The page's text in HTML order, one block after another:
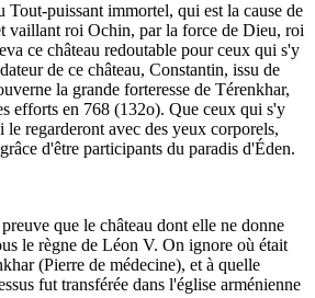
Tout-puissant immortel, qui est la cause de
vaillant roi Ochin, par la force de Dieu, roi
ce château redoutable pour ceux qui s'y
de ce château, Constantin, issu de
la grande forteresse de Térenkhar,
efforts en 768 (132o). Que ceux qui s'y
regarderont avec des yeux corporels,
d'être participants du paradis d'Éden.
que le château dont elle ne donne
le règne de Léon V. On ignore où était
(Pierre de médecine), et à quelle
fut transférée dans l'église arménienne